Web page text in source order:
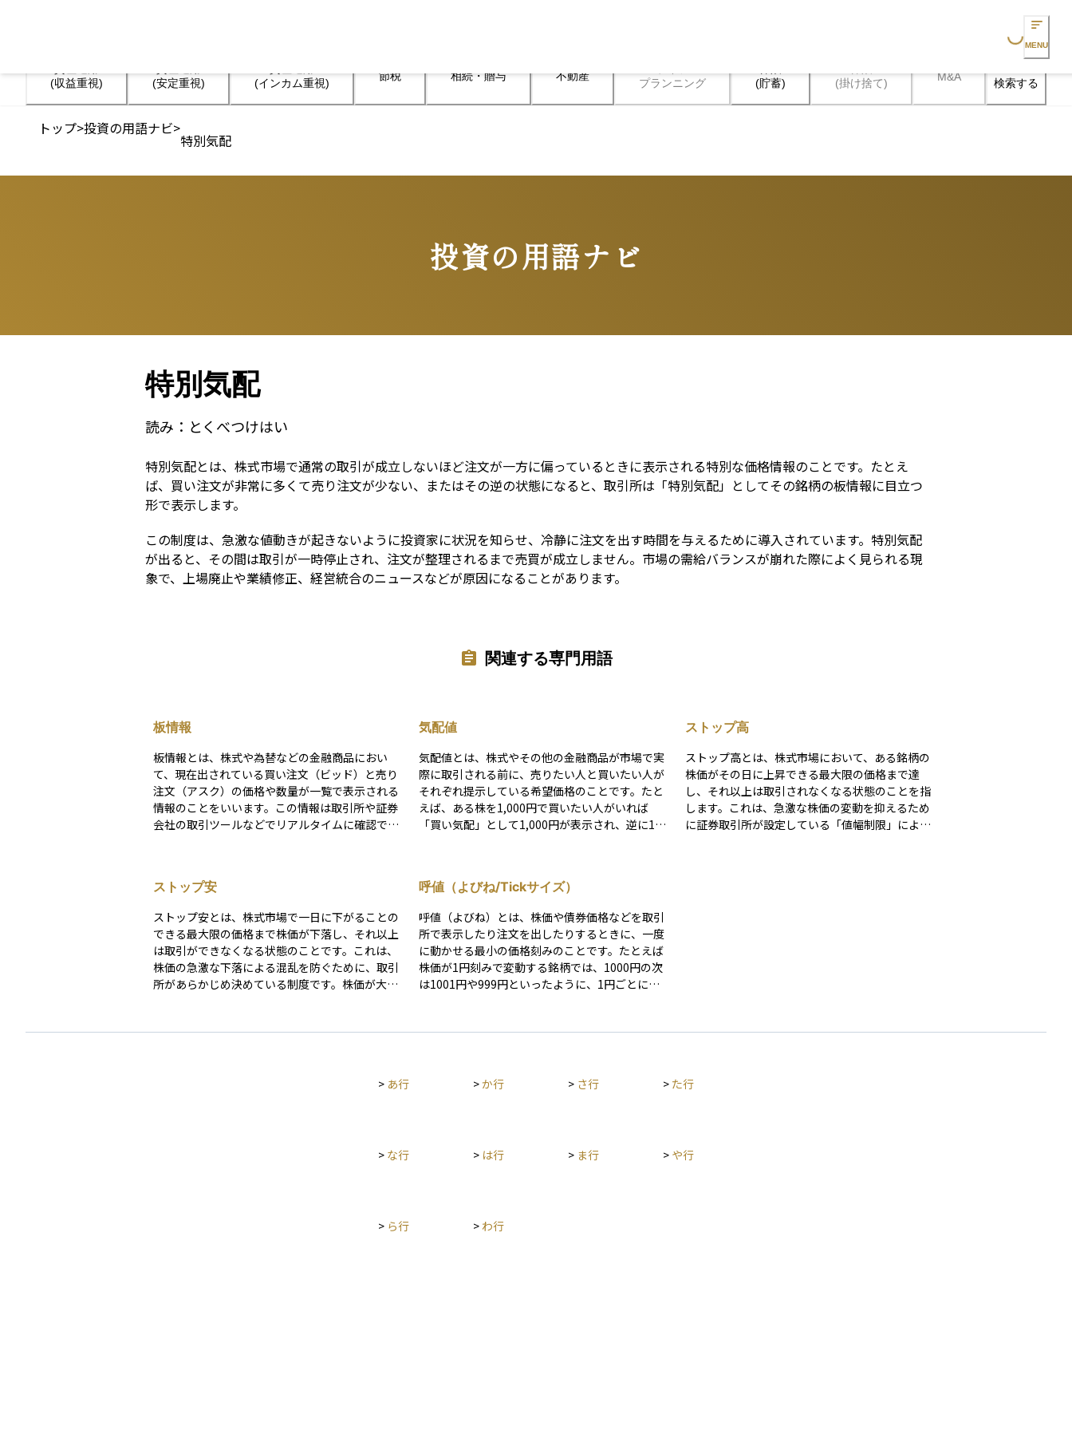
Loading... MENU
(収益重視)
(安定重視)
(インカム重視)
節税 相続・贈与 不動産
プランニング
(貯蓄)
(掛け捨て)
M&A 検索する
トップ>投資の用語ナビ>
特別気配
投資の用語ナビ
Terms
特別気配
読み： とくべつけはい
特別気配とは、株式市場で通常の取引が成立しないほど注文が一方に偏っているときに表示される特別な価格情報のことです。たとえ
ば、買い注文が非常に多くて売り注文が少ない、またはその逆の状態になると、取引所は「特別気配」としてその銘柄の板情報に目立つ
形で表示します。
この制度は、急激な値動きが起きないように投資家に状況を知らせ、冷静に注文を出す時間を与えるために導入されています。特別気配
が出ると、その間は取引が一時停止され、注文が整理されるまで売買が成立しません。市場の需給バランスが崩れた際によく見られる現
象で、上場廃止や業績修正、経営統合のニュースなどが原因になることがあります。
関連する専門用語
板情報
板情報とは、株式や為替などの金融商品におい
て、現在出されている買い注文（ビッド）と売り
注文（アスク）の価格や数量が一覧で表示される
情報のことをいいます。この情報は取引所や証券
会社の取引ツールなどでリアルタイムに確認で
00株買いたい」という注文があれば、それが買い
注文の板に表示されます。一方で「1,005円で300
株売りたい」といった売り注文も売り板として表
示されます。板情報を読み解くことで、売買のタ
イミングや価格の動き、相場の勢いなどを判断す
るヒントが得られます。特に短期売買を行うデイ
トレーダーなどにとっては、重要な判断材料の一
気配値
気配値とは、株式やその他の金融商品が市場で実
際に取引される前に、売りたい人と買いたい人が
それぞれ提示している希望価格のことです。たと
えば、ある株を1,000円で買いたい人がいれば
「買い気配」として1,000円が表示され、逆に1,0
気や投資家の動向を把握するのに役立ちます。気
配値だけではまだ取引は成立していない状態です
が、売りと買いの価格が一致すると実際の売買が
行われ、約定価格として市場に記録されます。特
に取引開始前や初値が決まる前の時間帯には、気
配値の動きが重要な判断材料になります。
ストップ高
ストップ高とは、株式市場において、ある銘柄の
株価がその日に上昇できる最大限の価格まで達
し、それ以上は取引されなくなる状態のことを指
します。これは、急激な株価の変動を抑えるため
に証券取引所が設定している「値幅制限」によっ
ストップ安
ストップ安とは、株式市場で一日に下がることの
できる最大限の価格まで株価が下落し、それ以上
は取引ができなくなる状態のことです。これは、
株価の急激な下落による混乱を防ぐために、取引
所があらかじめ決めている制度です。株価が大き
端な変動を一時的に食い止めることで、冷静な判
可能ですが、価格はそれ以上下がらず、買い注文
呼値（よびね/Tickサイズ）
呼値（よびね）とは、株価や債券価格などを取引
所で表示したり注文を出したりするときに、一度
に動かせる最小の価格刻みのことです。たとえば
株価が1円刻みで変動する銘柄では、1000円の次
は1001円や999円といったように、1円ごとにし
ど価格がきめ細かく付く一方で、注文入力の手間
> あ行 >か行 > さ行 > た行
> な行 > は行 > ま行 > や行
> ら行 > わ行